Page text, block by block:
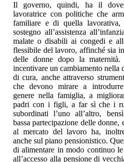
Il governo, quindi, ha il
lavoratrice con politiche che
familiare e di quella
sostegno all’assistenza
malate o disabili ai congedi e
flessibile del lavoro, affinché sia
delle donne dopo la maternità.
incentivare un cambiamento nella
di cura, anche attraverso
che devono mirare a
genere nella famiglia, a
padri con i figli, a far sì che i
subordinati l’uno all’altro,
bassa partecipazione delle
al mercato del lavoro ha,
anche sul piano pensionistico.
di alimentare in modo continuo
all’accesso alla pensione di